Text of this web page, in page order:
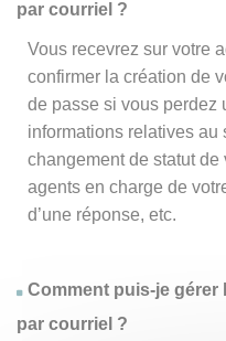
par courriel ?
Vous recevrez sur votre
confirmer la création de
de passe si vous perdez
informations relatives au
changement de statut
agents en charge de
d’une réponse, etc.
Comment puis-je
par courriel ?